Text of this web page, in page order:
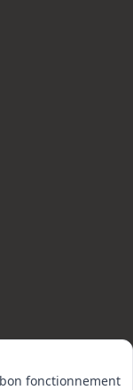
fonctionnement